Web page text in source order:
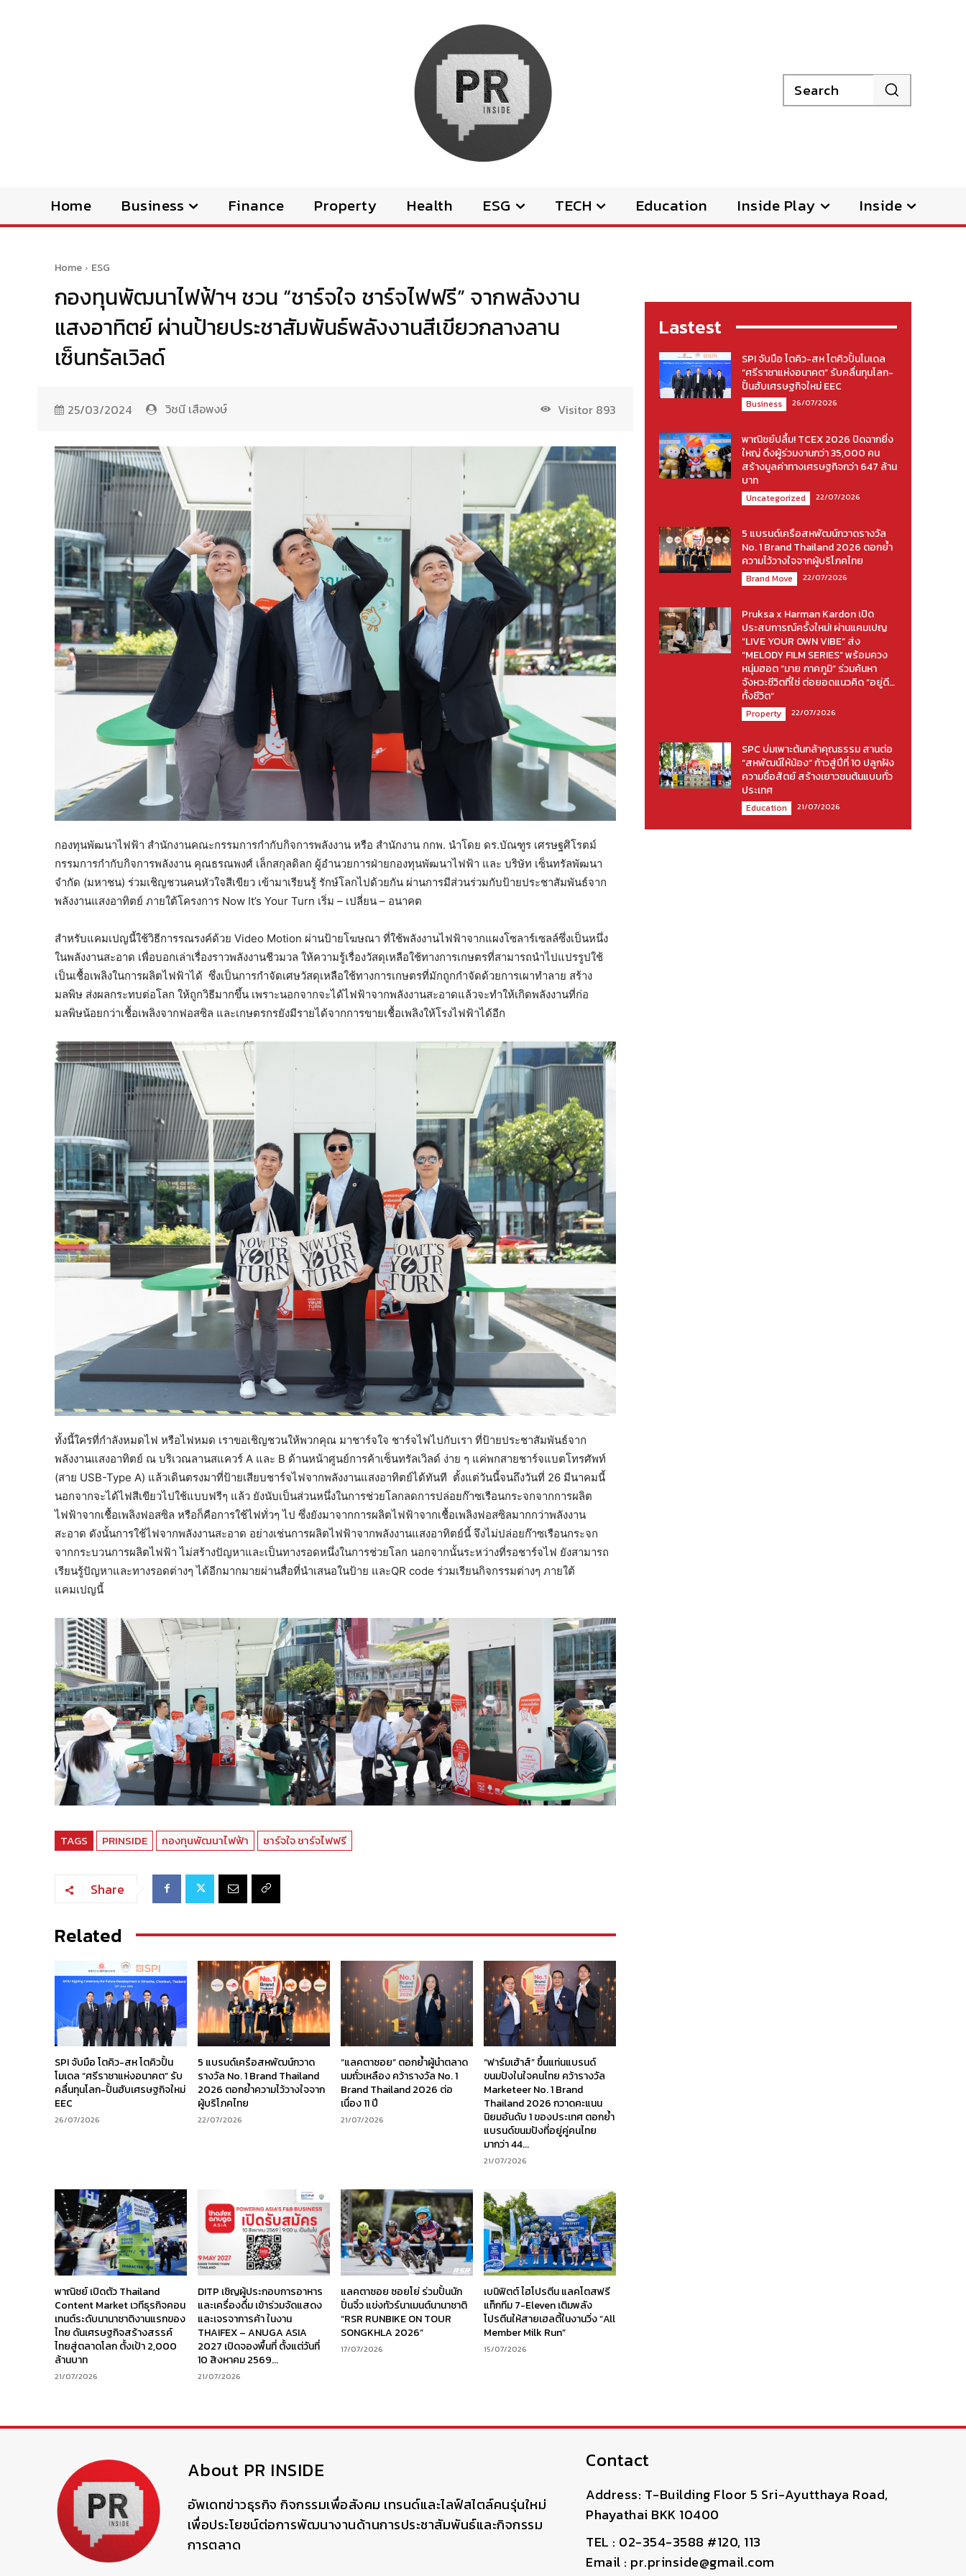
Search
Home Business Finance Property Health ESG TECH Education Inside Play Inside
Home ESG
กองทุนพัฒนาไฟฟ้าฯ ชวน “ชาร์จใจ ชาร์จไฟฟรี” จากพลังงาน
แสงอาทิตย์ ผ่านป้ายประชาสัมพันธ์พลังงานสีเขียวกลางลาน
เซ็นทรัลเวิลด์
25/03/2024 วิชนี เสือพงษ์ Visitor 893
กองทุนพัฒนาไฟฟ้า สำนักงานคณะกรรมการกำกับกิจการพลังงาน หรือ สำนักงาน กกพ. นำโดย ดร.บัณฑูร เศรษฐศิโรตม์
กรรมการกำกับกิจการพลังงาน คุณธรณพงศ์ เล็กสกุลดิลก ผู้อำนวยการฝ่ายกองทุนพัฒนาไฟฟ้า และ บริษัท เซ็นทรัลพัฒนา
จำกัด (มหาชน) ร่วมเชิญชวนคนหัวใจสีเขียว เข้ามาเรียนรู้ รักษ์โลกไปด้วยกัน ผ่านการมีส่วนร่วมกับป้ายประชาสัมพันธ์จาก
พลังงานแสงอาทิตย์ ภายใต้โครงการ Now It’s Your Turn เริ่ม – เปลี่ยน – อนาคต
สำหรับแคมเปญนี้ใช้วิธีการรณรงค์ด้วย Video Motion ผ่านป้ายโฆษณา ที่ใช้พลังงานไฟฟ้าจากแผงโซลาร์เซลล์ซึ่งเป็นหนึ่ง
ในพลังงานสะอาด เพื่อบอกเล่าเรื่องราวพลังงานชีวมวล ให้ความรู้เรื่องวัสดุเหลือใช้ทางการเกษตรที่สามารถนำไปแปรรูปใช้
เป็นเชื้อเพลิงในการผลิตไฟฟ้าได้ ซึ่งเป็นการกำจัดเศษวัสดุเหลือใช้ทางการเกษตรที่มักถูกกำจัดด้วยการเผาทำลาย สร้าง
มลพิษ ส่งผลกระทบต่อโลก ให้ถูกวิธีมากขึ้น เพราะนอกจากจะได้ไฟฟ้าจากพลังงานสะอาดแล้วจะทำให้เกิดพลังงานที่ก่อ
มลพิษน้อยกว่าเชื้อเพลิงจากฟอสซิล และเกษตรกรยังมีรายได้จากการขายเชื้อเพลิงให้โรงไฟฟ้าได้อีก
ทั้งนี้ใครที่กำลังหมดไฟ หรือไฟหมด เราขอเชิญชวนให้พวกคุณ มาชาร์จใจ ชาร์จไฟไปกับเรา ที่ป้ายประชาสัมพันธ์จาก
พลังงานแสงอาทิตย์ ณ บริเวณลานสแควร์ A และ B ด้านหน้าศูนย์การค้าเซ็นทรัลเวิลด์ ง่าย ๆ แค่พกสายชาร์จแบตโทรศัพท์
(สาย USB-Type A) แล้วเดินตรงมาที่ป้ายเสียบชาร์จไฟจากพลังงานแสงอาทิตย์ได้ทันที ตั้งแต่วันนี้จนถึงวันที่ 26 มีนาคมนี้
นอกจากจะได้ไฟสีเขียวไปใช้แบบฟรีๆ แล้ว ยังนับเป็นส่วนหนึ่งในการช่วยโลกลดการปล่อยก๊าซเรือนกระจกจากการผลิต
ไฟฟ้าจากเชื้อเพลิงฟอสซิล หรือก็คือการใช้ไฟทั่วๆ ไป ซึ่งยังมาจากการผลิตไฟฟ้าจากเชื้อเพลิงฟอสซิลมากกว่าพลังงาน
สะอาด ดังนั้นการใช้ไฟจากพลังงานสะอาด อย่างเช่นการผลิตไฟฟ้าจากพลังงานแสงอาทิตย์นี้ จึงไม่ปล่อยก๊าซเรือนกระจก
จากกระบวนการผลิตไฟฟ้า ไม่สร้างปัญหาและเป็นทางรอดหนึ่งในการช่วยโลก นอกจากนั้นระหว่างที่รอชาร์จไฟ ยังสามารถ
เรียนรู้ปัญหาและทางรอดต่างๆ ได้อีกมากมายผ่านสื่อที่นำเสนอในป้าย และQR code ร่วมเรียนกิจกรรมต่างๆ ภายใต้
แคมเปญนี้
TAGS PRINSIDE กองทุนพัฒนาไฟฟ้า ชาร์จใจ ชาร์จไฟฟรี
Share
Related
SPI จับมือ โตคิว-สห โตคิวปั้น
โมเดล “ศรีราชาแห่งอนาคต” รับ
คลื่นทุนโลก-ปั้นฮับเศรษฐกิจใหม่
EEC
26/07/2026
5 แบรนด์เครือสหพัฒน์กวาด
รางวัล No. 1 Brand Thailand
2026 ตอกย้ำความไว้วางใจจาก
ผู้บริโภคไทย
22/07/2026
“แลคตาซอย” ตอกย้ำผู้นำตลาด
นมถั่วเหลือง คว้ารางวัล No. 1
Brand Thailand 2026 ต่อ
เนื่อง 11 ปี
21/07/2026
“ฟาร์มเฮ้าส์” ขึ้นแท่นแบรนด์
ขนมปังในใจคนไทย คว้ารางวัล
Marketeer No. 1 Brand
Thailand 2026 กวาดคะแนน
นิยมอันดับ 1 ของประเทศ ตอกย้ำ
แบรนด์ขนมปังที่อยู่คู่คนไทย
มากว่า 44...
21/07/2026
พาณิชย์ เปิดตัว Thailand
Content Market เวทีธุรกิจคอน
เทนต์ระดับนานาชาติงานแรกของ
ไทย ดันเศรษฐกิจสร้างสรรค์
ไทยสู่ตลาดโลก ตั้งเป้า 2,000
ล้านบาท
21/07/2026
DITP เชิญผู้ประกอบการอาหาร
และเครื่องดื่ม เข้าร่วมจัดแสดง
และเจรจาการค้า ในงาน
THAIFEX – ANUGA ASIA
2027 เปิดจองพื้นที่ ตั้งแต่วันที่
10 สิงหาคม 2569...
21/07/2026
แลคตาซอย ซอยโย่ ร่วมปั้นนัก
ปั่นจิ๋ว แข่งทัวร์นาเมนต์นานาชาติ
“RSR RUNBIKE ON TOUR
SONGKHLA 2026”
17/07/2026
เบนิฟิตต์ ไฮโปรตีน แลคโตสฟรี
แท็กทีม 7-Eleven เติมพลัง
โปรตีนให้สายเฮลตี้ในงานวิ่ง “All
Member Milk Run”
15/07/2026
Lastest
SPI จับมือ โตคิว-สห โตคิวปั้นโมเดล
“ศรีราชาแห่งอนาคต” รับคลื่นทุนโลก-
ปั้นฮับเศรษฐกิจใหม่ EEC
Business 26/07/2026
พาณิชย์ปลื้ม! TCEX 2026 ปิดฉากยิ่ง
ใหญ่ ดึงผู้ร่วมงานกว่า 35,000 คน
สร้างมูลค่าทางเศรษฐกิจกว่า 647 ล้าน
บาท
Uncategorized 22/07/2026
5 แบรนด์เครือสหพัฒน์กวาดรางวัล
No. 1 Brand Thailand 2026 ตอกย้ำ
ความไว้วางใจจากผู้บริโภคไทย
Brand Move 22/07/2026
Pruksa x Harman Kardon เปิด
ประสบการณ์ครั้งใหม่! ผ่านแคมเปญ
“LIVE YOUR OWN VIBE” ส่ง
“MELODY FILM SERIES” พร้อมควง
หนุ่มฮอต “มาย ภาคภูมิ” ร่วมค้นหา
จังหวะชีวิตที่ใช่ ต่อยอดแนวคิด “อยู่ดี…
ทั้งชีวิต”
Property 22/07/2026
SPC บ่มเพาะต้นกล้าคุณธรรม สานต่อ
“สหพัฒน์ให้น้อง” ก้าวสู่ปีที่ 10 ปลูกฝัง
ความซื่อสัตย์ สร้างเยาวชนต้นแบบทั่ว
ประเทศ
Education 21/07/2026
About PR INSIDE
อัพเดทข่าวธุรกิจ กิจกรรมเพื่อสังคม เทรนด์และไลฟ์สไตล์คนรุ่นใหม่
เพื่อประโยชน์ต่อการพัฒนางานด้านการประชาสัมพันธ์และกิจกรรม
การตลาด
Contact
Address: T-Building Floor 5 Sri-Ayutthaya Road,
Phayathai BKK 10400
TEL : 02-354-3588 #120, 113
Email : pr.prinside@gmail.com